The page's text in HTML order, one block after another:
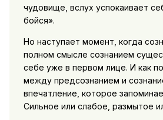
чудовище, вслух успокаивает
бойся».
Но наступает момент, когда
полном смысле сознанием
себе уже в первом лице. И как
между предсознанием и
впечатление, которое
Сильное или слабое, размытое